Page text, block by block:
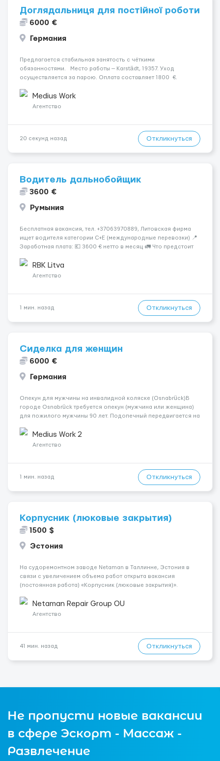
Доглядальниця для постійної роботи
6000 €
Германия
Предлагается стабильная занятость с чёткими
обязанностями. Место работы — Karstädt, 19357. Уход
осуществляется за парою. Оплата составляет 1800 €.
деменції. Мобильность пациента: Чоловік мобільний з
ходунками (...
Medius Work
Агентство
20 секунд назад Откликнуться
Водитель дальнобойщик
3600 €
Румыния
Бесплатная вакансия, тел. +37063970889, Литовская фирма
ищет водителя категории C+E (международные перевозки) 📍
Заработная плата: 💶 3600 € нетто в месяц 🚛 Что предстоит
рефрижераторах. В среднем 400–500 км в день. Погрузки и
разгрузки...
RBK Litva
Агентство
1 мин. назад Откликнуться
Сиделка для женщин
6000 €
Германия
Опекун для мужчины на инвалидной коляске (Osnabrück)В
городе Osnabrück требуется опекун (мужчина или женщина)
для пожилого мужчины 90 лет. Подопечный передвигается на
пересаживании, гигиене и бытовых вопросах.Ночью
возможны редкие пробуждения. Рабо...
Medius Work 2
Агентство
1 мин. назад Откликнуться
Корпусник (люковые закрытия)
1500 $
Эстония
На судоремонтном заводе Netaman в Таллинне, Эстония в
связи с увеличением объема работ открыта вакансия
(постоянная работа) «Корпусник (люковые закрытия)».
люковым закрытиям: замена уплотнительной резины ремонт
корпусных кон...
Netaman Repair Group OU
Агентство
41 мин. назад Откликнуться
Не пропусти новые вакансии
в сфере Эскорт - Массаж -
Развлечение